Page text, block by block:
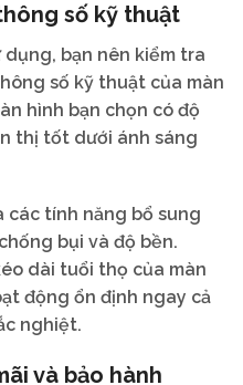
số kỹ thuật
dụng, bạn nên kiểm tra
số kỹ thuật của màn
hình bạn chọn có độ
thị tốt dưới ánh sáng
các tính năng bổ sung
bụi và độ bền.
dài tuổi thọ của màn
động ổn định ngay cả
nghiệt.
và bảo hành